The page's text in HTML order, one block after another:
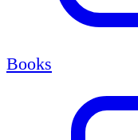
Books